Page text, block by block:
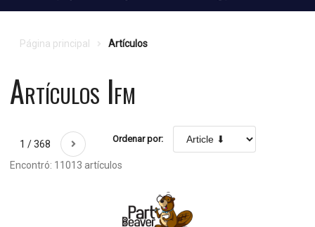
Página principal Artículos
Artículos Ifm
1 / 368 Ordenar por:
Encontró: 11013 artículos